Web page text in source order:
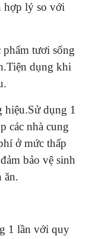
hợp lý so với
tươi sống
Tiện dụng khi
hiệu.Sử dụng 1
các nhà cung
ở mức thấp
bảo vệ sinh
ăn.
1 lần với quy